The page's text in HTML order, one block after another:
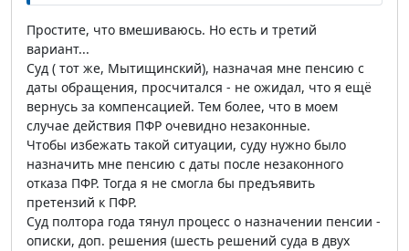
Простите, что вмешиваюсь. Но есть и третий
вариант...
Суд ( тот же, Мытищинский), назначая мне пенсию с
даты обращения, просчитался - не ожидал, что я ещё
вернусь за компенсацией. Тем более, что в моем
случае действия ПФР очевидно незаконные.
Чтобы избежать такой ситуации, суду нужно было
назначить мне пенсию с даты после незаконного
отказа ПФР. Тогда я не смогла бы предъявить
претензий к ПФР.
Суд полтора года тянул процесс о назначении пенсии -
описки, доп. решения (шесть решений суда в двух